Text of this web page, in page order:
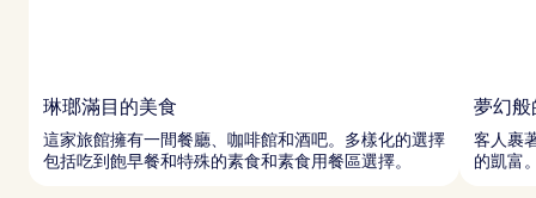
琳瑯滿目的美食
這家旅館擁有一間餐廳、咖啡館和酒吧。多樣化的選擇
包括吃到飽早餐和特殊的素食和素食用餐區選擇。
夢幻般
客人裹
的凱富